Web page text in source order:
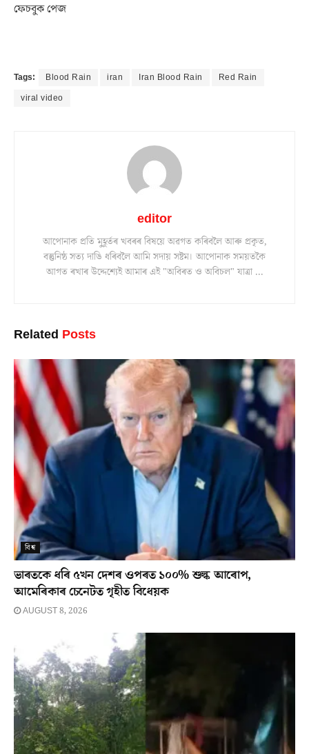
ফেচবুক পেজ
Tags: Blood Rain iran Iran Blood Rain
Red Rain
viral video
editor
আপোনাক প্ৰতি মুহূৰ্তৰ খবৰৰ বিষয়ে অৱগত কৰিবলৈ আৰু প্ৰকৃত,
বস্তুনিষ্ঠ সত্য দাঙি ধৰিবলৈ আমি সদায় সষ্টম। আপোনাক সময়তকৈ
আগত ৰখাৰ উদ্দেশ্যেই আমাৰ এই "অবিৰত ও অবিচল" যাত্ৰা ...
Related Posts
বিশ্ব
ভাৰতকে ধৰি ৫খন দেশৰ ওপৰত ১০০% শুল্ক আৰোপ,
আমেৰিকাৰ চেনেটত গৃহীত বিধেয়ক
AUGUST 8, 2026